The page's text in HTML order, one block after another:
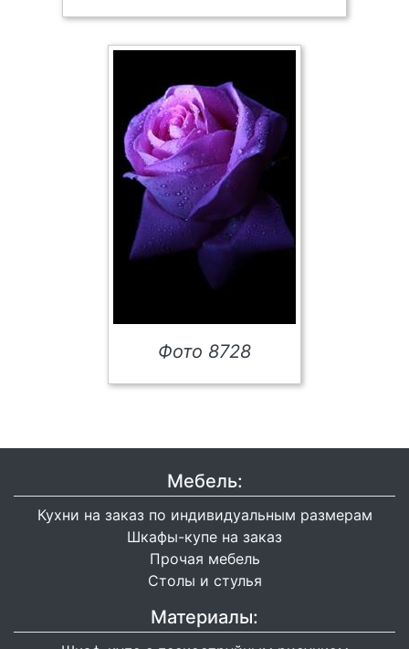
Фото 8728
Мебель:
Кухни на заказ по индивидуальным размерам
Шкафы-купе на заказ
Прочая мебель
Столы и стулья
Материалы: